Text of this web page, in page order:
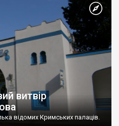
витвір
відомих Кримських палаців.